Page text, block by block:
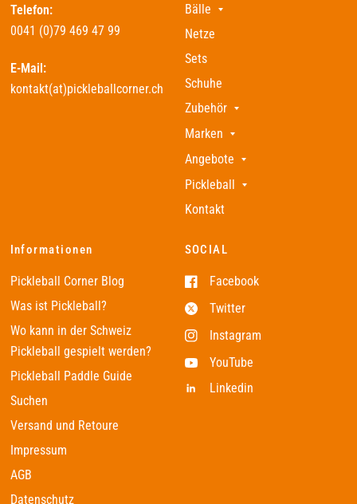
Telefon:
0041 (0)79 469 47 99
E-Mail:
kontakt(at)pickleballcorner.ch
Bälle
Netze
Sets
Schuhe
Zubehör
Marken
Angebote
Pickleball
Kontakt
Informationen
Pickleball Corner Blog
Was ist Pickleball?
Wo kann in der Schweiz
Pickleball gespielt werden?
Pickleball Paddle Guide
Suchen
Versand und Retoure
Impressum
AGB
Datenschutz
SOCIAL
Facebook
Twitter
Instagram
YouTube
Linkedin